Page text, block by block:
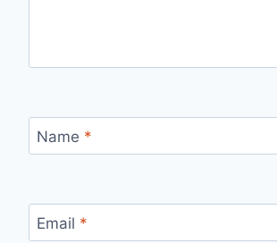
Name *
Email *